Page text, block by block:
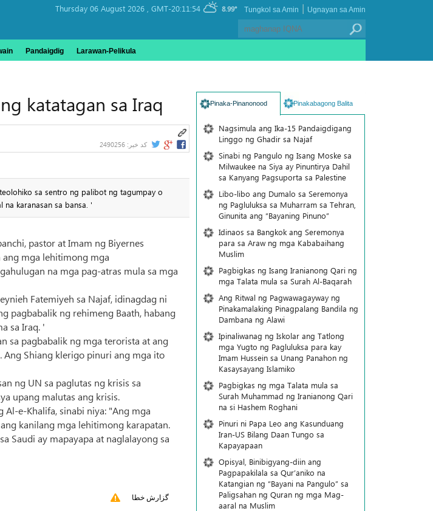
Thursday 06 August 2026 , GMT-20:11:54 8.99° Ugnayan sa Amin
|
Tungkol sa Amin
Pandaigdig Larawan-Pelikula
katatagan sa Iraq
کد خبر:2490256
sa sentro ng palibot ng tagumpay o
karanasan sa bansa. '
pastor at Imam ng Biyernes
ang mga lehitimong mga
na mga pag-atras mula sa mga
Fatemiyeh sa Najaf, idinagdag ni
pagbabalik ng rehimeng Baath, habang
sa Iraq. '
sa pagbabalik ng mga terorista at ang
Shiang klerigo pinuri ang mga ito
ng UN sa paglutas ng krisis sa
upang malutas ang krisis.
e-Khalifa, sinabi niya: "Ang mga
kanilang mga lehitimong karapatan.
Saudi ay mapayapa at naglalayong sa
گزارش خطا
Pinaka-Pinanonood Pinakabagong Balita
Nagsimula ang Ika-15 Pandaigdigang
Linggo ng Ghadir sa Najaf
Sinabi ng Pangulo ng Isang Moske sa
Milwaukee na Siya ay Pinuntirya Dahil
sa Kanyang Pagsuporta sa Palestine
Libo-libo ang Dumalo sa Seremonya
ng Pagluluksa sa Muharram sa Tehran,
Ginunita ang “Bayaning Pinuno”
Idinaos sa Bangkok ang Seremonya
para sa Araw ng mga Kababaihang
Muslim
Pagbigkas ng Isang Iranianong Qari ng
mga Talata mula sa Surah Al-Baqarah
Ang Ritwal ng Pagwawagayway ng
Pinakamalaking Pinagpalang Bandila ng
Dambana ng Alawi
Ipinaliwanag ng Iskolar ang Tatlong
mga Yugto ng Pagluluksa para kay
Imam Hussein sa Unang Panahon ng
Kasaysayang Islamiko
Pagbigkas ng mga Talata mula sa
Surah Muhammad ng Iranianong Qari
na si Hashem Roghani
Pinuri ni Papa Leo ang Kasunduang
Iran-US Bilang Daan Tungo sa
Kapayapaan
Opisyal, Binibigyang-diin ang
Pagpapakilala sa Qur’aniko na
Katangian ng “Bayani na Pangulo” sa
Paligsahan ng Quran ng mga Mag-
aaral na Muslim